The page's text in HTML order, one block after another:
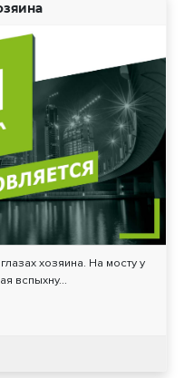
хозяина. На мосту у
вспыхну...